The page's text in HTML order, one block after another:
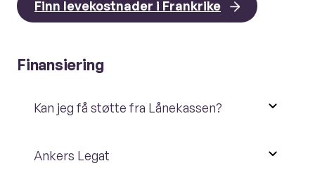
Finn levekostnader i Frankrike
Finansiering
Kan jeg få støtte fra Lånekassen?
Ankers Legat